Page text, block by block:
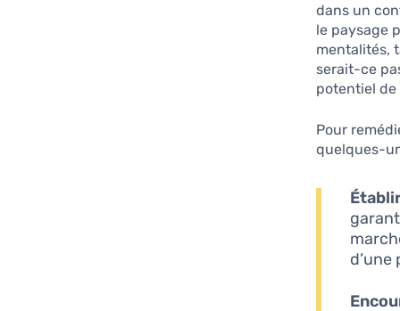
dans un
le paysage
mentalités,
serait-ce
potentiel
Pour
quelques-